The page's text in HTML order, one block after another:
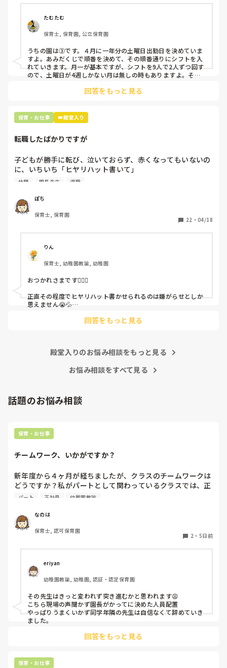
①土曜日の希望休は2日まで、と制限をかける
②毎月、必ず土曜保育に入ることのできる日を1日だけピッ
クアップしてもらう
③仮シフトが出た時、土曜出勤が難しければ自身で代わりの
人を交渉して見つけてもらう
上記のいずれかの対策を取り入れることを考えています。
たむたむ
保育士, 保育園, 公立保育園
うちの園は③です。４月に一年分の土曜日出勤日を決めていま
すよ。あみだくじで順番を決めて、その順番通りにシフトを入
れていきます。月一が基本ですが、シフトを9人で2人ずつ回す
ので、土曜日が4週しかない月は無しの時もありますよ。その
て貰い、主任に報告してます。
回答をもっと見る
保育・お仕事 👑殿堂入り
転職したばかりですが
子どもが勝手に転び、泣いておらず、赤くなってもいないの
に、いちいち「ヒヤリハット書いて」
と書かされ
（そう言う本人は書かない）
しかも、上司に↑この内容でも
ちゃんと考えて対策を練って書き込むようにと。
呼ばれて一緒に対策を考えさせられること多数
これだけで30〜40分拘束されて辛いです
皆さんの園はどうですか?
休憩 園長先生 退職
ぽち
保育士, 保育園
22 ・ 04/18
りん
保育士, 幼稚園教諭, 幼稚園
おつかれさまです🙇🏻‍♀️
正直その程度でヒヤリハット書かせられるのは嫌がらせとしか
思えません😭💦
回答をもっと見る
殿堂入りのお悩み相談をもっと見る
お悩み相談をすべて見る
話題のお悩み相談
保育・お仕事
チームワーク、いかがですか？
新年度から４ヶ月が経ちましたが、クラスのチームワークは
どうですか？私がパートとして関わっているクラスでは、正
社員の連携が取れておらずギクシャクしています。ボス的な
という形です。もう少しチーム保育が出来たら肩の力が抜け
て楽なんじゃないかなぁと思います。
パート 正社員 幼稚園教諭
なのは
保育士, 認可保育園
2 ・ 5日前
eriyan
幼稚園教諭, 幼稚園, 認証・認定保育園
その先生はきっと変われず突き進むかと思われます😩
こちら現場の声聞かず園長がかってに決めた人員配置
やっぱりうまくいかず同学年隣の先生は自信なくて辞めていき
ました。
回答をもっと見る
保育・お仕事